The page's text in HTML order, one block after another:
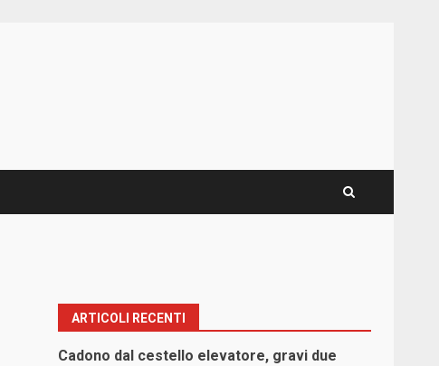
ARTICOLI RECENTI
Cadono dal cestello elevatore, gravi due